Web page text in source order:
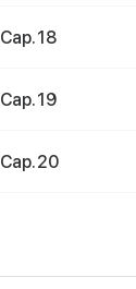
Cap. 18
Cap. 19
Cap. 20